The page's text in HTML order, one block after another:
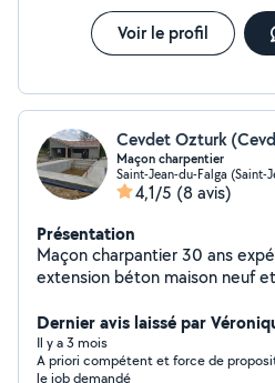
Voir le profil
Cevdet Ozturk
Maçon charpentier
Saint-Jean-du-Falga (Saint-
4,1/5 (8 avis)
Présentation
Maçon charpantier 30 ans
extension béton maison neuf et rénovation étude tout
Dernier avis laissé par
Il y a 3 mois
A priori compétent et force de
le job demandé